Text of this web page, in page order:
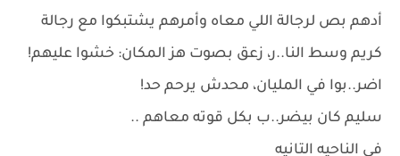
أدهم بص لرجالة اللي معاه وأمرهم يشتبكوا مع رجالة
كريم وسط النا..ر، زعق بصوت هز المكان: خشوا عليهم!
اضر..بوا في المليان، محدش يرحم حد!
سليم كان بيضر..ب بكل قوته معاهم ..
في الناحيه التانيه